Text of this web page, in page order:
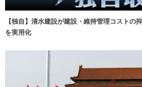
【独自】清水建設が建設・維持管理コストの
を実用化